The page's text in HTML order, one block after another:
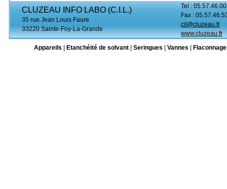
CLUZEAU INFO LABO (C.I.L.)
35 rue Jean Louis Faure
33220 Sainte-Foy-La-Grande
Tel :
Fax :
cil@cluzeau.fr
www.cluzeau.fr
Appareils
Etanchéité de solvant Seringues Vannes Flaconnage